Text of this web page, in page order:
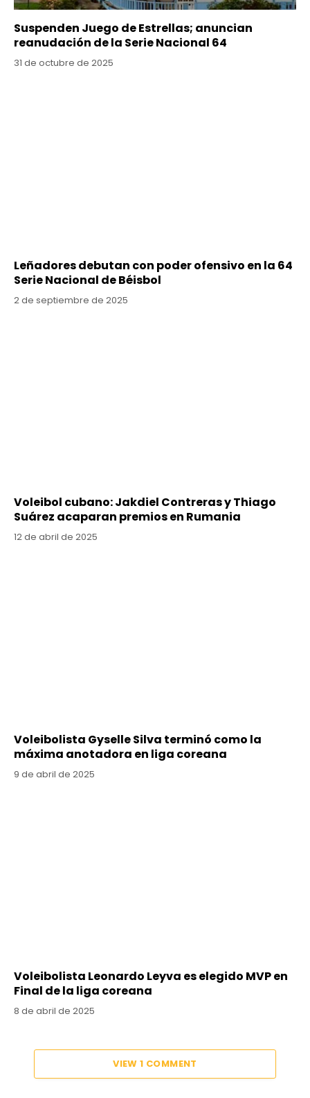
Suspenden Juego de Estrellas; anuncian
reanudación de la Serie Nacional 64
31 de octubre de 2025
Leñadores debutan con poder ofensivo en la 64
Serie Nacional de Béisbol
2 de septiembre de 2025
Voleibol cubano: Jakdiel Contreras y Thiago
Suárez acaparan premios en Rumania
12 de abril de 2025
Voleibolista Gyselle Silva terminó como la
máxima anotadora en liga coreana
9 de abril de 2025
Voleibolista Leonardo Leyva es elegido MVP en
Final de la liga coreana
8 de abril de 2025
VIEW 1 COMMENT